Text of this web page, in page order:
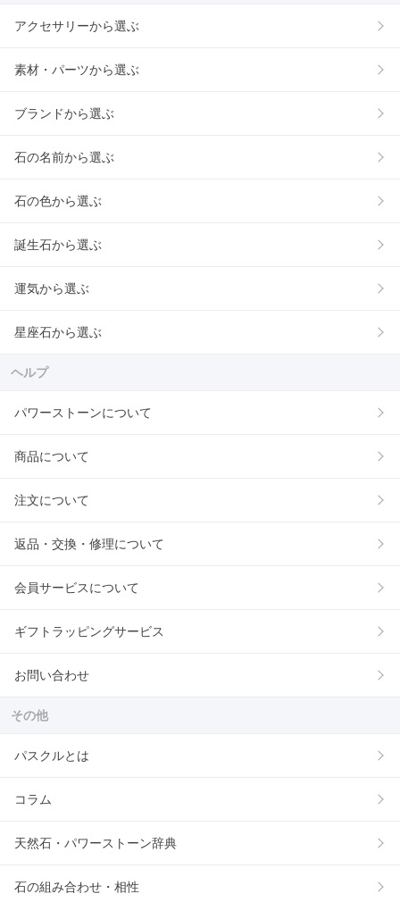
アクセサリーから選ぶ
素材・パーツから選ぶ
ブランドから選ぶ
石の名前から選ぶ
石の色から選ぶ
誕生石から選ぶ
運気から選ぶ
星座石から選ぶ
ヘルプ
パワーストーンについて
商品について
注文について
返品・交換・修理について
会員サービスについて
ギフトラッピングサービス
お問い合わせ
その他
パスクルとは
コラム
天然石・パワーストーン辞典
石の組み合わせ・相性